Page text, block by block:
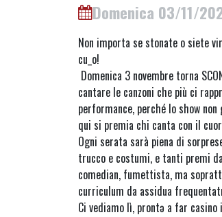
Domenica 03/11/
Non importa se stonate o siete
cu_o!
Domenica 3 novembre torna
cantare le canzoni che più ci
performance, perché lo show
qui si premia chi canta con il
Ogni serata sarà piena di
trucco e costumi, e tanti premi
comedian, fumettista, ma
curriculum da assidua
Ci vediamo lì, prontə a far casino